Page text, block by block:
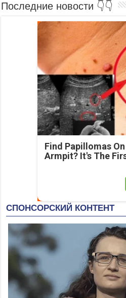
Последние новости 👇👇
Find Papillomas
Armpit? It's The